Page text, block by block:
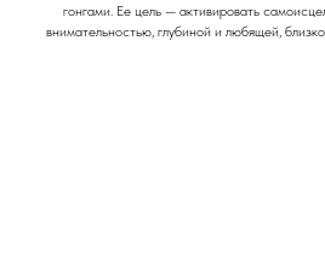
гонгами. Ее цель — активировать
внимательностью, глубиной и любящей,